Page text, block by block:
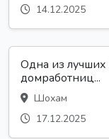
14.12.2025
Одна из
домработниц...
Шохам
17.12.2025